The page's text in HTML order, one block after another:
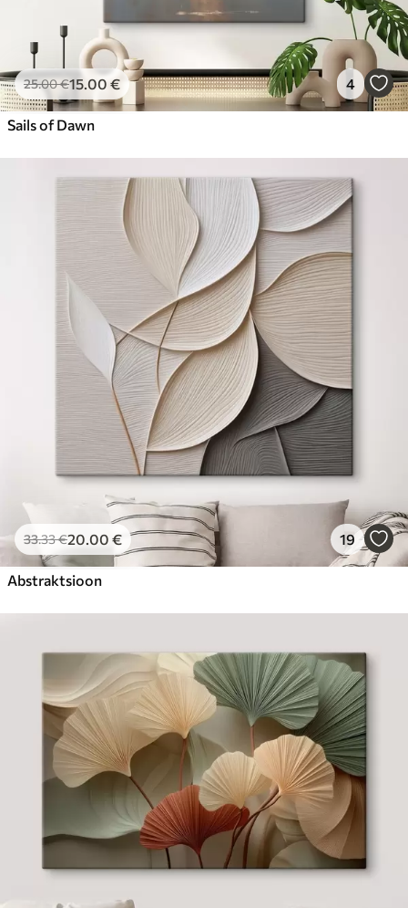
25.00€15.00 € 4
Sails of Dawn
33.33€20.00 € 19
Abstraktsioon